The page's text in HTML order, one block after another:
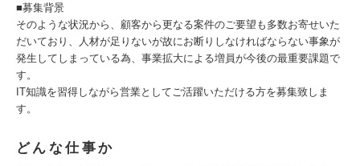
■募集背景
そのような状況から、顧客から更なる案件のご要望も多数お寄せいた
だいており、人材が足りないが故にお断りしなければならない事象が
発生してしまっている為、事業拡大による増員が今後の最重要課題で
す。
IT知識を習得しながら営業としてご活躍いただける方を募集致しま
す。
どんな仕事か